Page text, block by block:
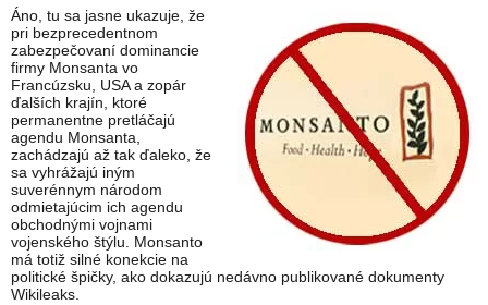
Áno, tu sa jasne ukazuje, že
pri bezprecedentnom
zabezpečovaní dominancie
firmy Monsanta vo
Francúzsku, USA a zopár
ďalších krajín, ktoré
permanentne pretláčajú
agendu Monsanta,
zachádzajú až tak ďaleko, že
sa vyhrážajú iným
suverénnym národom
odmietajúcim ich agendu
obchodnými vojnami
vojenského štýlu. Monsanto
má totiž silné konekcie na
politické špičky, ako dokazujú nedávno publikované dokumenty
Wikileaks.